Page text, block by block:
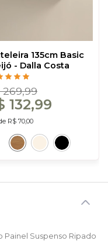
135cm Basic
- Dalla Costa
269,99
132,99
R$ 70,00
Painel Suspenso Ripado